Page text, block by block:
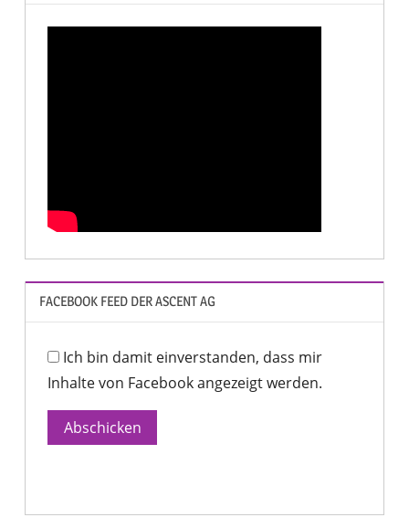
FACEBOOK FEED DER ASCENT AG
Ich bin damit einverstanden, dass mir
Inhalte von Facebook angezeigt werden.
Abschicken